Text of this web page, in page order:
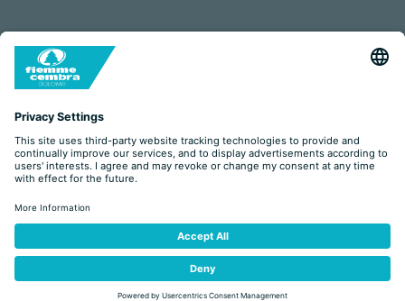
ZAPYTANIE
Capitale Sociale: Euro 220.000,00 | VAT: 01901280220
COOKIES IMPRINT